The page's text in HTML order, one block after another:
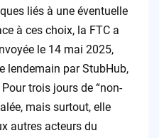
liés à une éventuelle
à ces choix, la FTC a
le 14 mai 2025,
lendemain par StubHub,
trois jours de “non-
mais surtout, elle
autres acteurs du